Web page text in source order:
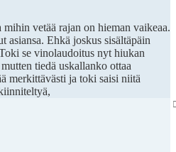
vetää rajan on hieman vaikeaa.
Ehkä joskus sisältäpäin
se vinolaudoitus nyt hiukan
tiedä uskallanko ottaa
merkittävästi ja toki saisi niitä